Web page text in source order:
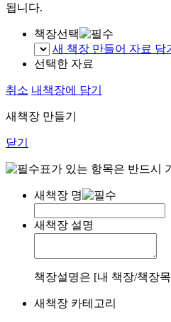
됩니다.
책장선택
새 책장 만들어 자료 담
선택한 자료
취소 내책장에 담기
새책장 만들기
닫기
표가 있는 항목은 반드시
새책장 명
새책장 설명
책장설명은 [내 책장/책장
새책장 카테고리